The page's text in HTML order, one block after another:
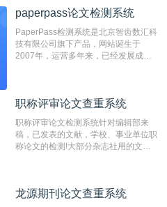
非。其次，相对于知网而言，万方检测
重的推荐系统。
paperpass论文检测系统
PaperPass检测系统是北京智齿数汇科
技有限公司旗下产品，网站诞生于
2007年，运营多年来，已经发展成为
检测速度快、精度高，市场反映良好。
职称评审论文查重系统
职称评审论文检测系统针对编辑部来
稿，已发表的文献，学校、事业单位职
称论文的检测!大部分杂志社用的文献
编辑部检测来稿和已发表的文献,检测
龙源期刊论文查重系统